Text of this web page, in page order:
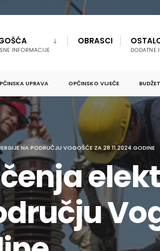
INFORMACIJE
OBRASCI
DODATNE
UPRAVA OPĆINSKO VIJEĆE BUDŽET
NA PODRUČJU VOGOŠĆE ZA 28.11.2024.GODINE